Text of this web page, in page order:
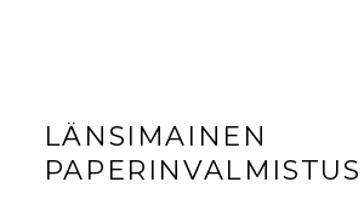
LÄNSIMAINEN
PAPERINVALMISTUS